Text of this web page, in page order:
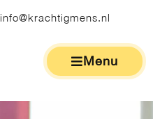
info@krachtigmens.nl
Menu